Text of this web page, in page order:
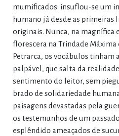
mumificados: insuflou-se um
humano já desde as
originais. Nunca, na magnífica
florescera na Trindade Máxima
Petrarca, os vocábulos tinham
palpável, que salta da
sentimento do leitor, sem
brado de solidariedade
paisagens devastadas pela
os testemunhos de um
esplêndido ameaçados de